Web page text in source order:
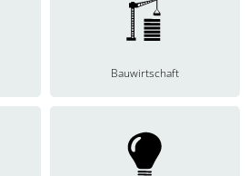
Bauwirtschaft